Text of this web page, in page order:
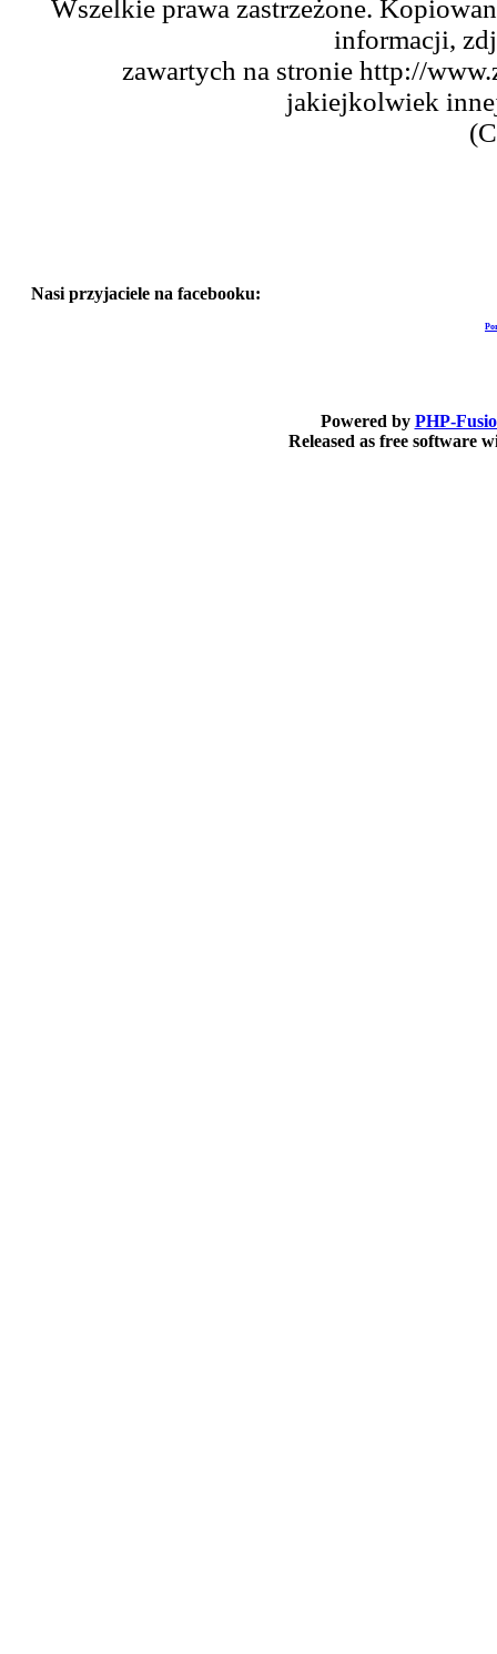
Wszelkie prawa zastrzeżone.
informacji,
zawartych na stronie http://
jakiejkolwiek
Nasi przyjaciele na facebooku:
Powered by PHP-
Released as free software